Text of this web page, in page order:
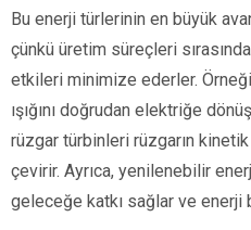
Bu enerji türlerinin en büyük
çünkü üretim süreçleri
etkileri minimize ederler.
ışığını doğrudan elektriğe
rüzgar türbinleri rüzgarın
çevirir. Ayrıca, yenilenebilir
geleceğe katkı sağlar ve enerji